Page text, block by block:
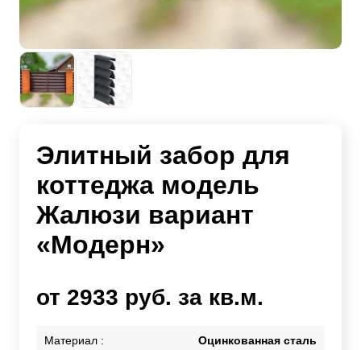
Элитный забор для
коттеджа модель
Жалюзи вариант
«Модерн»
от 2933 руб. за кв.м.
Материал : Оцинкованная сталь